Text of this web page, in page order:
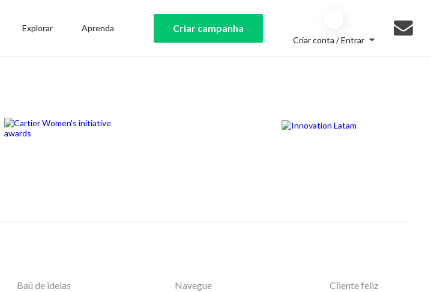
Explorar Aprenda Criar campanha
Criar conta / Entrar
Baú de ideias Navegue Cliente feliz